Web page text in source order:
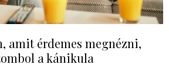
amit érdemes megnézni,
a kánikula